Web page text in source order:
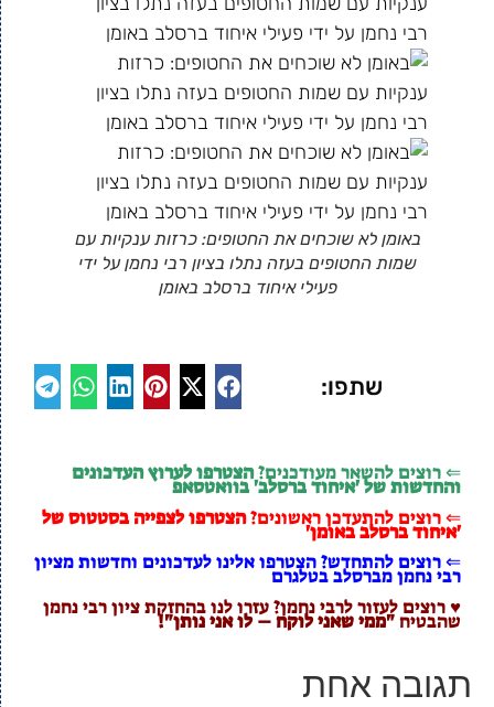
באומן לא שוכחים את החטופים: כרזות ענקיות עם
שמות החטופים בעזה נתלו בציון רבי נחמן על ידי
פעילי איחוד ברסלב באומן
שתפו:
⇐ רוצים להשאר מעודכנים?הצטרפו לערוץ העדכונים
והחדשות של 'איחוד ברסלב' בוואטסאפ
⇐ רוצים להתעדכן ראשונים?הצטרפו לצפייה בסטטוס של
'איחוד ברסלב באומן'
⇐ רוצים להתחדש? הצטרפו אלינו לעדכונים וחדשות מציון
רבי נחמן מברסלב בטלגרם
♥ רוצים לעזור לרבי נחמן? עזרו לנו בהחזקת ציון רבי נחמן
שהבטיח"ממי שאני לוקח – לו אני נותן"!
תגובה אחת